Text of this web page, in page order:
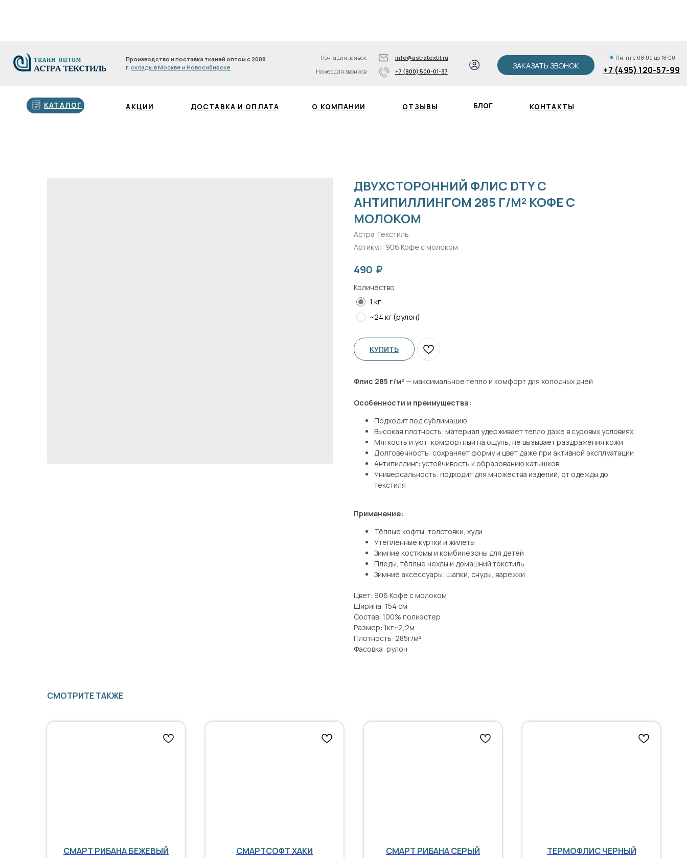
склады в Москве и Новосибирске
+7 (800) 500-01-37 +7 (495) 120-57-99
ЗАКАЗАТЬ ЗВОНОК
ДВУХСТОРОННИЙ ФЛИС DTY С
АНТИПИЛЛИНГОМ 285 Г/М² КОФЕ С
МОЛОКОМ
Астра Текстиль
Артикул: 906 Кофе с молоком
490 ₽
Количество
1 кг
~24 кг (рулон)
КУПИТЬ
Флис 285 г/м² — максимальное тепло и комфорт для холодных дней
Особенности и преимущества:
Подходит под сублимацию
Высокая плотность: материал удерживает тепло даже в суровых условиях
Мягкость и уют: комфортный на ощупь, не вызывает раздражения кожи
Долговечность: сохраняет форму и цвет даже при активной эксплуатации
Антипиллинг: устойчивость к образованию катышков
Универсальность: подходит для множества изделий, от одежды до
текстиля
Применение:
Тёплые кофты, толстовки, худи
Утеплённые куртки и жилеты
Зимние костюмы и комбинезоны для детей
Пледы, тёплые чехлы и домашний текстиль
Зимние аксессуары: шапки, снуды, варежки
Цвет: 906 Кофе с молоком
Ширина: 154 см
Состав: 100% полиэстер
Размер: 1кг~2,2м
Плотность: 285г/м²
Фасовка: рулон
СМОТРИТЕ ТАКЖЕ
СМАРТ РИБАНА БЕЖЕВЫЙ СМАРТСОФТ ХАКИ СМАРТ РИБАНА СЕРЫЙ ТЕРМОФЛИС ЧЕРНЫЙ